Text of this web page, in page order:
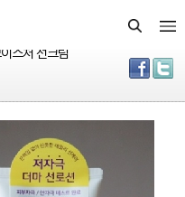
다양 소식을 전하는 Life
입니다.
스처 선크림